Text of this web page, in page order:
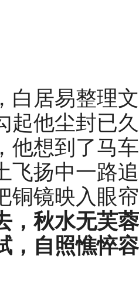
白居易整理
起他尘封已
他想到了马
飞扬中一路
铜镜映入眼
，秋水无芙蓉
，自照憔悴